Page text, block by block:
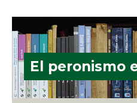
El peronismo